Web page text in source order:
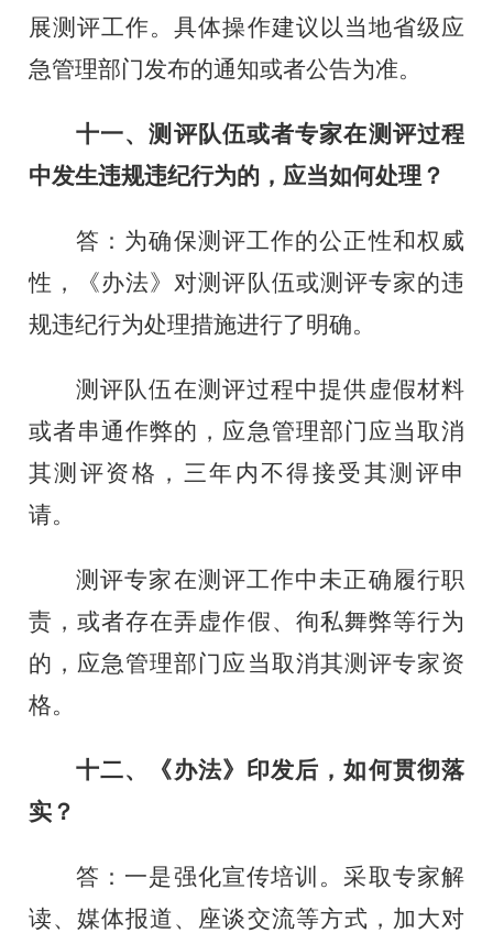
展测评工作。具体操作建议以当地省级应
急管理部门发布的通知或者公告为准。
十一、测评队伍或者专家在测评过程
中发生违规违纪行为的，应当如何处理？
答：为确保测评工作的公正性和权威
性，《办法》对测评队伍或测评专家的违
规违纪行为处理措施进行了明确。
测评队伍在测评过程中提供虚假材料
或者串通作弊的，应急管理部门应当取消
其测评资格，三年内不得接受其测评申
请。
测评专家在测评工作中未正确履行职
责，或者存在弄虚作假、徇私舞弊等行为
的，应急管理部门应当取消其测评专家资
格。
十二、《办法》印发后，如何贯彻落
实？
答：一是强化宣传培训。采取专家解
读、媒体报道、座谈交流等方式，加大对